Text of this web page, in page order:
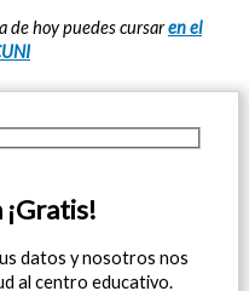
de hoy puedes cursaren el
datos y nosotros nos
al centro educativo.